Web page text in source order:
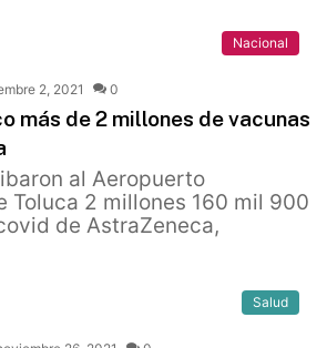
Nacional
2, 2021 0
más de 2 millones de vacunas
al Aeropuerto
Toluca 2 millones 160 mil 900
de AstraZeneca,
Salud